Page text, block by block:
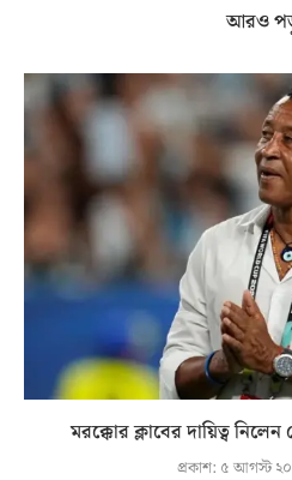
আরও
মরক্কোর ক্লাবের দায়িত্ব
প্রকাশ: ৫ আগস্ট